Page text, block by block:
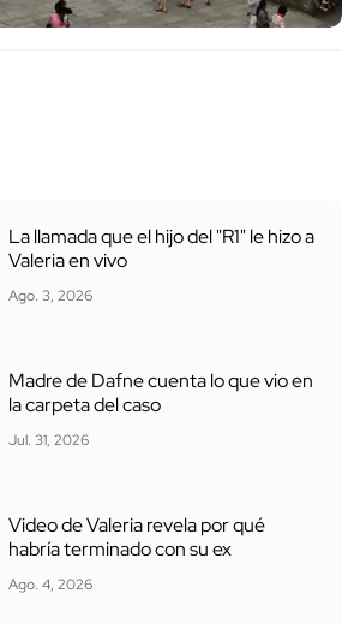
La llamada que el hijo del "R1" le hizo a
Valeria en vivo
Ago. 3, 2026
Madre de Dafne cuenta lo que vio en
la carpeta del caso
Jul. 31, 2026
Video de Valeria revela por qué
habría terminado con su ex
Ago. 4, 2026